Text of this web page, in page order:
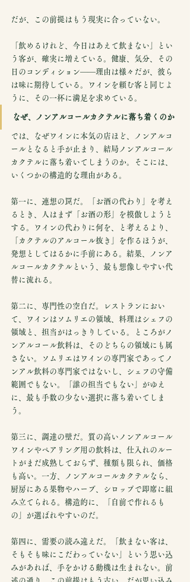
だが、この前提はもう現実に合っていない。
「飲めるけれど、今日はあえて飲まない」とい
う客が、確実に増えている。健康、気分、その
日のコンディション——理由は様々だが、彼ら
は味に期待している。ワインを頼む客と同じよ
うに、その一杯に満足を求めている。
なぜ、ノンアルコールカクテルに落ち着くのか
では、なぜワインに本気の店ほど、ノンアルコ
ールとなると手が止まり、結局ノンアルコール
カクテルに落ち着いてしまうのか。そこには、
いくつかの構造的な理由がある。
第一に、連想の罠だ。「お酒の代わり」を考え
るとき、人はまず「お酒の形」を模倣しようと
する。ワインの代わりに何を、と考えるより、
「カクテルのアルコール抜き」を作るほうが、
発想としてはるかに手前にある。結果、ノンア
ルコールカクテルという、最も想像しやすい代
替に流れる。
第二に、専門性の空白だ。レストランにおい
て、ワインはソムリエの領域、料理はシェフの
領域と、担当がはっきりしている。ところがノ
ンアルコール飲料は、そのどちらの領域にも属
さない。ソムリエはワインの専門家であってノ
ンアル飲料の専門家ではないし、シェフの守備
範囲でもない。「誰の担当でもない」がゆえ
に、最も手数の少ない選択に落ち着いてしま
う。
第三に、調達の壁だ。質の高いノンアルコール
ワインやペアリング用の飲料は、仕入れのルー
トがまだ成熟しておらず、種類も限られ、価格
も高い。一方、ノンアルコールカクテルなら、
厨房にある果物やハーブ、シロップで即席に組
み立てられる。構造的に、「自前で作れるも
の」が選ばれやすいのだ。
第四に、需要の読み違えだ。「飲まない客は、
そもそも味にこだわっていない」という思い込
みがあれば、手をかける動機は生まれない。前
述の通り、この前提はもう古い。だが思い込み